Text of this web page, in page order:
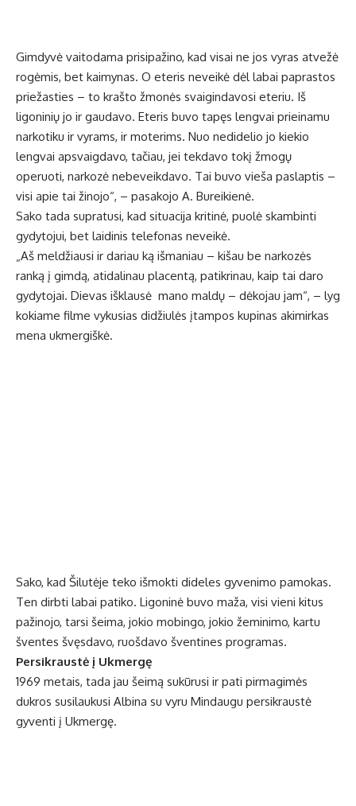
Gimdyvė vaitodama prisipažino, kad visai ne jos vyras atvežė
rogėmis, bet kaimynas. O eteris neveikė dėl labai paprastos
priežasties – to krašto žmonės svaigindavosi eteriu. Iš
ligoninių jo ir gaudavo. Eteris buvo tapęs lengvai prieinamu
narkotiku ir vyrams, ir moterims. Nuo nedidelio jo kiekio
lengvai apsvaigdavo, tačiau, jei tekdavo tokį žmogų
operuoti, narkozė nebeveikdavo. Tai buvo vieša paslaptis –
visi apie tai žinojo“, – pasakojo A. Bureikienė.
Sako tada supratusi, kad situacija kritinė, puolė skambinti
gydytojui, bet laidinis telefonas neveikė.
„Aš meldžiausi ir dariau ką išmaniau – kišau be narkozės
ranką į gimdą, atidalinau placentą, patikrinau, kaip tai daro
gydytojai. Dievas išklausė mano maldų – dėkojau jam“, – lyg
kokiame filme vykusias didžiulės įtampos kupinas akimirkas
mena ukmergiškė.
Sako, kad Šilutėje teko išmokti dideles gyvenimo pamokas.
Ten dirbti labai patiko. Ligoninė buvo maža, visi vieni kitus
pažinojo, tarsi šeima, jokio mobingo, jokio žeminimo, kartu
šventes švęsdavo, ruošdavo šventines programas.
Persikraustė į Ukmergę
1969 metais, tada jau šeimą sukūrusi ir pati pirmagimės
dukros susilaukusi Albina su vyru Mindaugu persikraustė
gyventi į Ukmergę.